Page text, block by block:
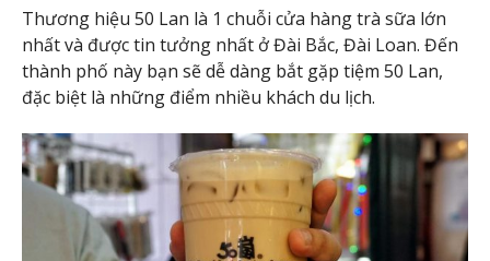
Thương hiệu 50 Lan là 1 chuỗi cửa hàng trà sữa lớn
nhất và được tin tưởng nhất ở Đài Bắc, Đài Loan. Đến
thành phố này bạn sẽ dễ dàng bắt gặp tiệm 50 Lan,
đặc biệt là những điểm nhiều khách du lịch.